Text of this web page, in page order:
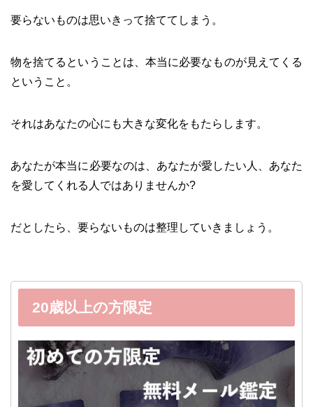
要らないものは思いきって捨ててしまう。
物を捨てるということは、本当に必要なものが見えてくる
ということ。
それはあなたの心にも大きな変化をもたらします。
あなたが本当に必要なのは、あなたが愛したい人、あなた
を愛してくれる人ではありませんか?
だとしたら、要らないものは整理していきましょう。
20歳以上の方限定